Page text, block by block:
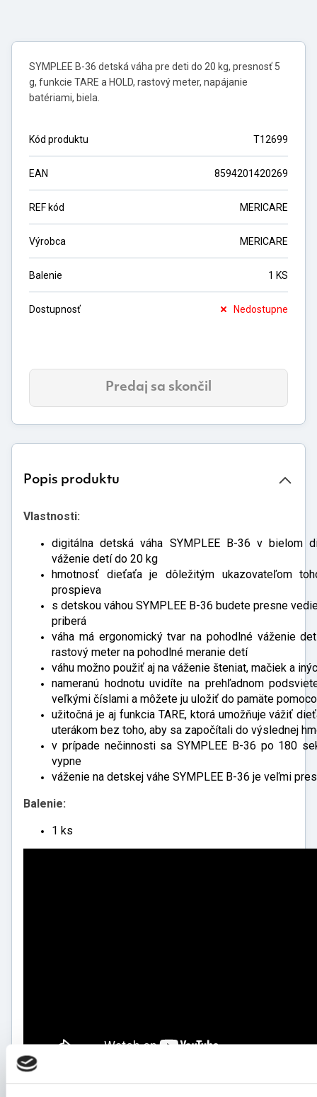
SYMPLEE B-36 detská váha pre deti do 20 kg, presnosť 5
g, funkcie TARE a HOLD, rastový meter, napájanie
batériami, biela.
Kód produktu T12699
EAN 8594201420269
REF kód MERICARE
Výrobca MERICARE
Balenie 1 KS
Dostupnosť Nedostupne
Predaj sa skončil
Popis produktu
Vlastnosti:
digitálna detská váha SYMPLEE B-36 v bielom
váženie detí do 20 kg
hmotnosť dieťaťa je dôležitým ukazovateľom
prospieva
s detskou váhou SYMPLEE B-36 budete presne
priberá
váha má ergonomický tvar na pohodlné váženie
rastový meter na pohodlné meranie detí
váhu možno použiť aj na váženie šteniat, mačiek a
nameranú hodnotu uvidíte na prehľadnom
veľkými číslami a môžete ju uložiť do pamäte
užitočná je aj funkcia TARE, ktorá umožňuje vážiť
uterákom bez toho, aby sa započítali do výslednej
v prípade nečinnosti sa SYMPLEE B-36 po 180
vypne
váženie na detskej váhe SYMPLEE B-36 je veľmi
Balenie:
1 ks